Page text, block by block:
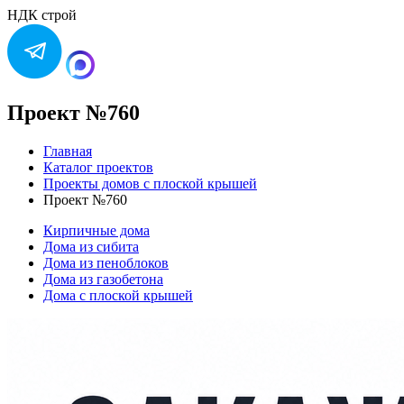
НДК строй
Проект №760
Главная
Каталог проектов
Проекты домов с плоской крышей
Проект №760
Кирпичные дома
Дома из сибита
Дома из пеноблоков
Дома из газобетона
Дома с плоской крышей